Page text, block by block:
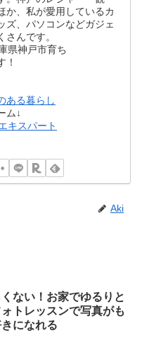
か、私が愛用しているカ
ズ、パソコンなどガジェ
さんです。
県神戸市育ち
！
ある暮らし
ム↓
キスパート
Aki
ない！お家でゆるりと
トレッスンで写真がも
になれる